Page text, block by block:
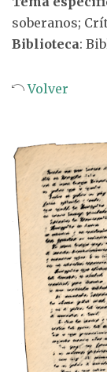
soberanos;
Biblioteca:
Volver